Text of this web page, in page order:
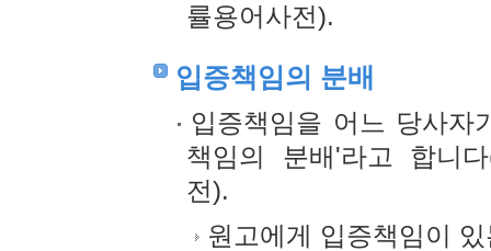
률용어사전).
입증책임의 분배
입증책임을 어느 당사자
책임의 분배'라고 합니
전).
원고에게 입증책임이